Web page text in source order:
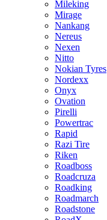
Mileking
Mirage
Nankang
Nereus
Nexen
Nitto
Nokian Tyres
Nordexx
Onyx
Ovation
Pirelli
Powertrac
Rapid
Razi Tire
Riken
Roadboss
Roadcruza
Roadking
Roadmarch
Roadstone